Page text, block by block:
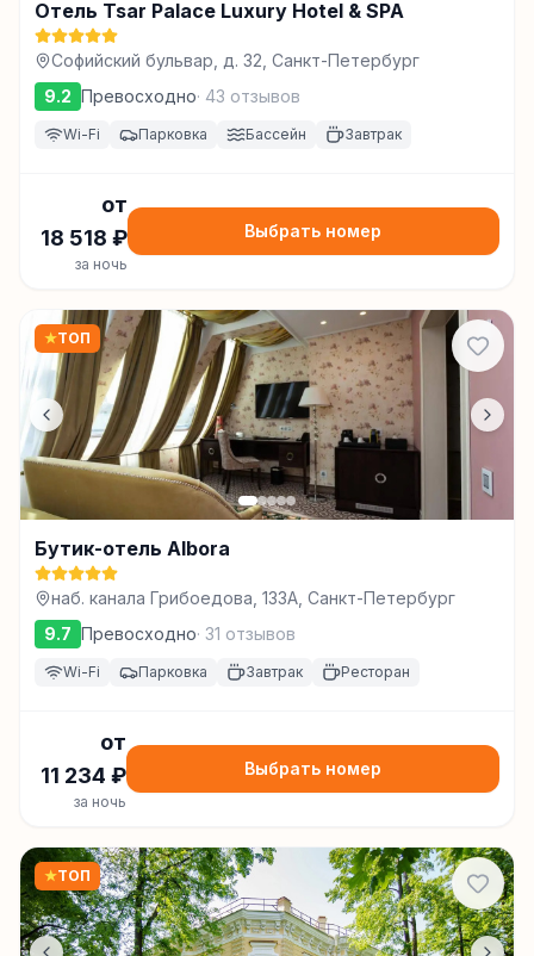
Отель Tsar Palace Luxury Hotel & SPA
Софийский бульвар, д. 32, Санкт-Петербург
9.2 Превосходно· 43 отзывов
Wi-Fi Парковка Бассейн Завтрак
от
18 518 ₽
за ночь
Выбрать номер
★ТОП
Бутик-отель Albora
наб. канала Грибоедова, 133А, Санкт-Петербург
9.7 Превосходно· 31 отзывов
Wi-Fi Парковка Завтрак Ресторан
от
11 234 ₽
за ночь
Выбрать номер
★ТОП